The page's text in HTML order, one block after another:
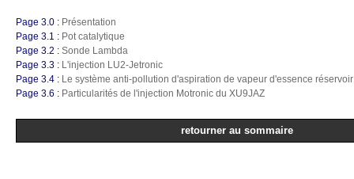
Page 3.0 : Présentation
Page 3.1 : Pot catalytique
Page 3.2 : Sonde Lambda
Page 3.3 : L'injection LU2-Jetronic
Page 3.4 : Le système anti-pollution d'aspiration de vapeur d'essence réservoir
Page 3.6 : Particularités de l'injection Motronic du XU9JAZ
retourner au sommaire